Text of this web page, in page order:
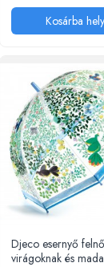
Kosárba
Djeco esernyő
virágoknak és